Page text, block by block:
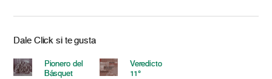
Dale Click si te gusta
Pionero del
Básquet
Veredicto
11°